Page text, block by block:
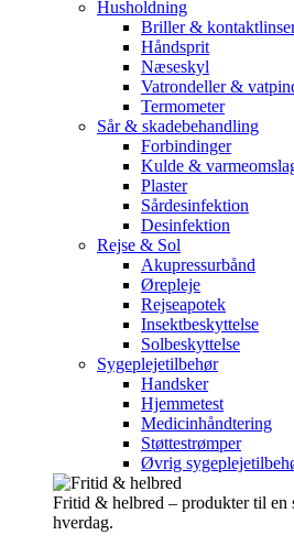
Husholdning
Briller &
Håndsprit
Næseskyl
Vatrondeller &
Termometer
Sår & skadebehandling
Forbindinger
Kulde &
Plaster
Sårdesinfektion
Desinfektion
Rejse & Sol
Akupressurbånd
Ørepleje
Rejseapotek
Insektbeskyttelse
Solbeskyttelse
Sygeplejetilbehør
Handsker
Hjemmetest
Medicinhåndtering
Støttestrømper
Øvrig
Fritid & helbred – produkter til en
hverdag.